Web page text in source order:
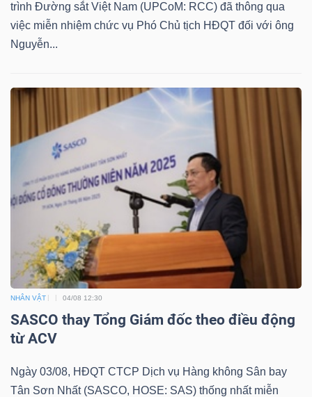
trình Đường sắt Việt Nam (UPCoM: RCC) đã thông qua
việc miễn nhiệm chức vụ Phó Chủ tịch HĐQT đối với ông
Nguyễn...
NHÂN VẬT 04/08 12:30
SASCO thay Tổng Giám đốc theo điều động
từ ACV
Ngày 03/08, HĐQT CTCP Dịch vụ Hàng không Sân bay
Tân Sơn Nhất (SASCO, HOSE: SAS) thống nhất miễn
viết
tác
Báo
cáo
tích
(-)
Thuật
ngữ
(-)
Dịch